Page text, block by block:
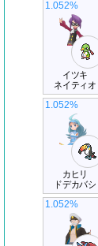
イツキ
ネイティオ
1.052%
カヒリ
ドデカバシ
1.052%
1.052%